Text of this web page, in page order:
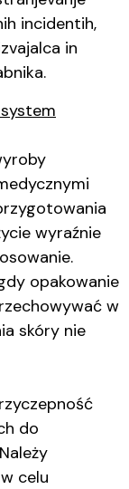
incidentih,
in
wyraźnie
opakowanie
w
skóry nie
do
celu